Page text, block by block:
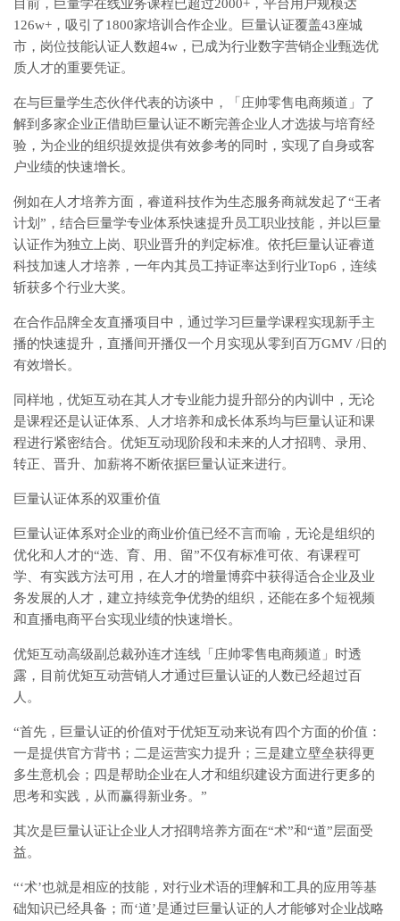
目前，巨量学在线业务课程已超过2000+，平台用户规模达
126w+，吸引了1800家培训合作企业。巨量认证覆盖43座城
市，岗位技能认证人数超4w，已成为行业数字营销企业甄选优
质人才的重要凭证。
在与巨量学生态伙伴代表的访谈中，「庄帅零售电商频道」了
解到多家企业正借助巨量认证不断完善企业人才选拔与培育经
验，为企业的组织提效提供有效参考的同时，实现了自身或客
户业绩的快速增长。
例如在人才培养方面，睿道科技作为生态服务商就发起了“王者
计划”，结合巨量学专业体系快速提升员工职业技能，并以巨量
认证作为独立上岗、职业晋升的判定标准。依托巨量认证睿道
科技加速人才培养，一年内其员工持证率达到行业Top6，连续
斩获多个行业大奖。
在合作品牌全友直播项目中，通过学习巨量学课程实现新手主
播的快速提升，直播间开播仅一个月实现从零到百万GMV /日的
有效增长。
同样地，优矩互动在其人才专业能力提升部分的内训中，无论
是课程还是认证体系、人才培养和成长体系均与巨量认证和课
程进行紧密结合。优矩互动现阶段和未来的人才招聘、录用、
转正、晋升、加薪将不断依据巨量认证来进行。
巨量认证体系的双重价值
巨量认证体系对企业的商业价值已经不言而喻，无论是组织的
优化和人才的“选、育、用、留”不仅有标准可依、有课程可
学、有实践方法可用，在人才的增量博弈中获得适合企业及业
务发展的人才，建立持续竞争优势的组织，还能在多个短视频
和直播电商平台实现业绩的快速增长。
优矩互动高级副总裁孙连才连线「庄帅零售电商频道」时透
露，目前优矩互动营销人才通过巨量认证的人数已经超过百
人。
“首先，巨量认证的价值对于优矩互动来说有四个方面的价值：
一是提供官方背书；二是运营实力提升；三是建立壁垒获得更
多生意机会；四是帮助企业在人才和组织建设方面进行更多的
思考和实践，从而赢得新业务。”
其次是巨量认证让企业人才招聘培养方面在“术”和“道”层面受
益。
“‘术’也就是相应的技能，对行业术语的理解和工具的应用等基
础知识已经具备；而‘道’是通过巨量认证的人才能够对企业战略